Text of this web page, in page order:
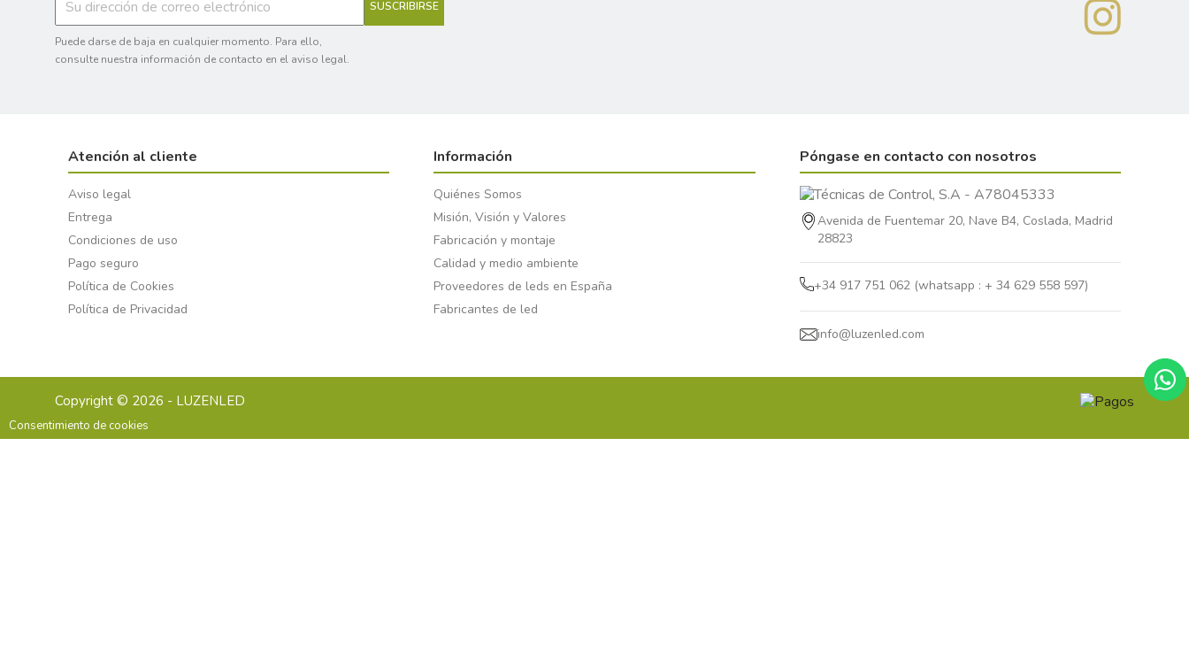
Puede darse de baja en cualquier momento. Para ello,
consulte nuestra información de contacto en el aviso legal.
Atención al cliente
Aviso legal
Entrega
Condiciones de uso
Pago seguro
Política de Cookies
Política de Privacidad
Información
Quiénes Somos
Misión, Visión y Valores
Fabricación y montaje
Calidad y medio ambiente
Proveedores de leds en España
Fabricantes de led
Póngase en contacto con nosotros
Avenida de Fuentemar 20, Nave B4, Coslada, Madrid
28823
+34 917 751 062 (whatsapp : + 34 629 558 597)
info@luzenled.com
Copyright © 2026 - LUZENLED
Consentimiento de cookies